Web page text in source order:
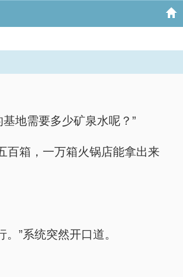
地需要多少矿泉水呢？”
百箱，一万箱火锅店能拿出来
”系统突然开口道。